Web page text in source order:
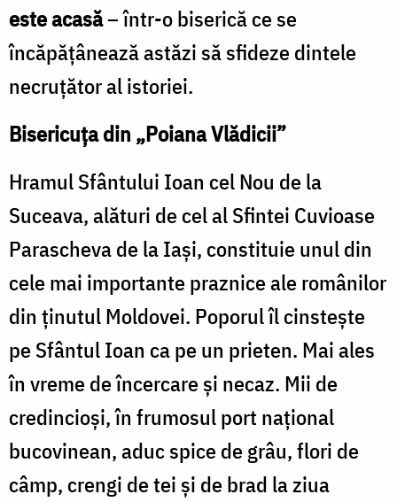
este acasă– într-o biserică ce se
încăpăţânează astăzi să sfideze dintele
necruţător al istoriei.
Bisericuţa din „Poiana Vlădicii”
Hramul Sfântului Ioan cel Nou de la
Suceava, alături de cel al Sfintei Cuvioase
Parascheva de la Iaşi, constituie unul din
cele mai importante praznice ale românilor
din ţinutul Moldovei. Poporul îl cinsteşte
pe Sfântul Ioan ca pe un prieten. Mai ales
în vreme de încercare şi necaz. Mii de
credincioşi, în frumosul port naţional
bucovinean, aduc spice de grâu, flori de
câmp, crengi de tei şi de brad la ziua